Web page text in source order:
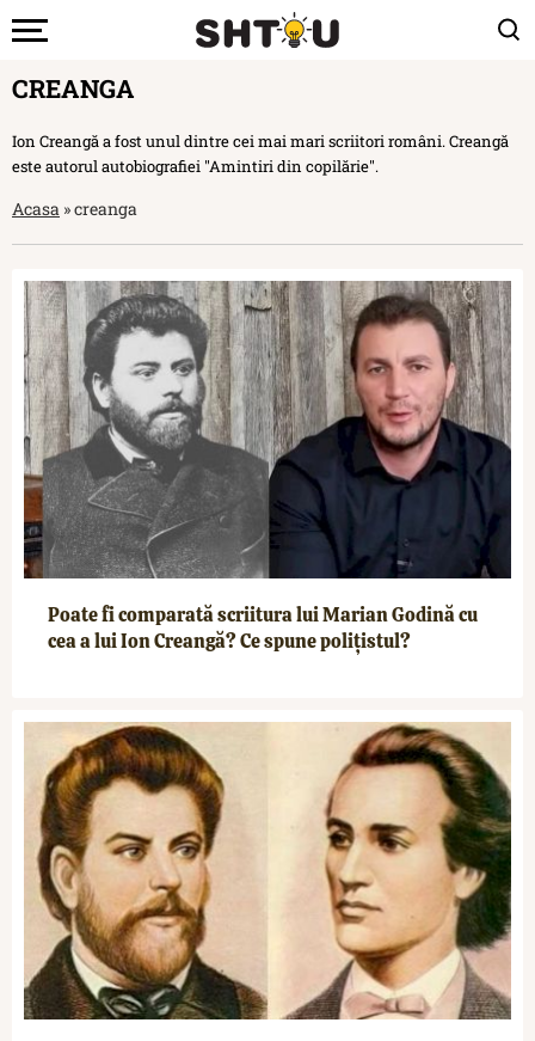
CREANGA
Ion Creangă a fost unul dintre cei mai mari scriitori români. Creangă
este autorul autobiografiei "Amintiri din copilărie".
Acasa »creanga
Poate fi comparată scriitura lui Marian Godină cu
cea a lui Ion Creangă? Ce spune polițistul?